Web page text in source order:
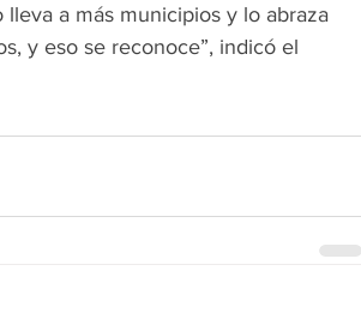
a más municipios y lo abraza
y eso se reconoce”, indicó el